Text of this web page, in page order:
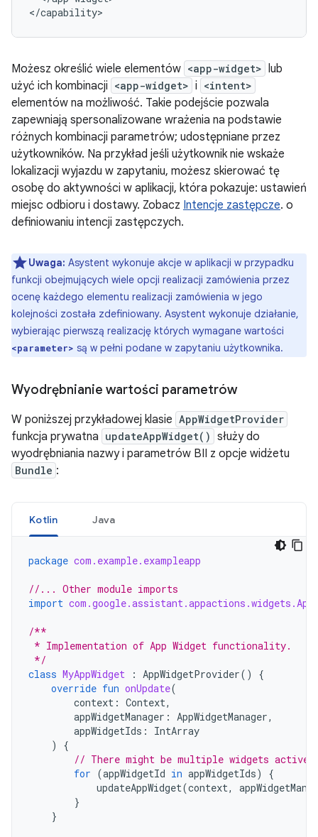
Możesz określić wiele elementów <app-widget> lub
użyć ich kombinacji <app-widget> i <intent>
elementów na możliwość. Takie podejście pozwala
zapewniają spersonalizowane wrażenia na podstawie
różnych kombinacji parametrów; udostępniane przez
użytkowników. Na przykład jeśli użytkownik nie wskaże
lokalizacji wyjazdu w zapytaniu, możesz skierować tę
osobę do aktywności w aplikacji, która pokazuje: ustawień
miejsc odbioru i dostawy. Zobacz Intencje zastępcze. o
definiowaniu intencji zastępczych.
Uwaga: Asystent wykonuje akcje w aplikacji w przypadku
funkcji obejmujących wiele opcji realizacji zamówienia przez
ocenę każdego elementu realizacji zamówienia w jego
kolejności została zdefiniowany. Asystent wykonuje działanie,
wybierając pierwszą realizację których wymagane wartości
<parameter> są w pełni podane w zapytaniu użytkownika.
Wyodrębnianie wartości parametrów
W poniższej przykładowej klasie AppWidgetProvider
funkcja prywatna updateAppWidget() służy do
wyodrębniania nazwy i parametrów BII z opcje widżetu
Bundle :
Kotlin Java
package com.example.exampleapp
//... Other module imports
import
/**
* Implementation of App Widget functionality.
*/
class MyAppWidget : AppWidgetProvider()
{
override fun onUpdate(
context : Context,
appWidgetManager : AppWidgetManager,
appWidgetIds :
IntArray
)
{
// There might be multiple widgets
for (appWidgetId in appWidgetIds)
{
updateAppWidget(context,
}
}